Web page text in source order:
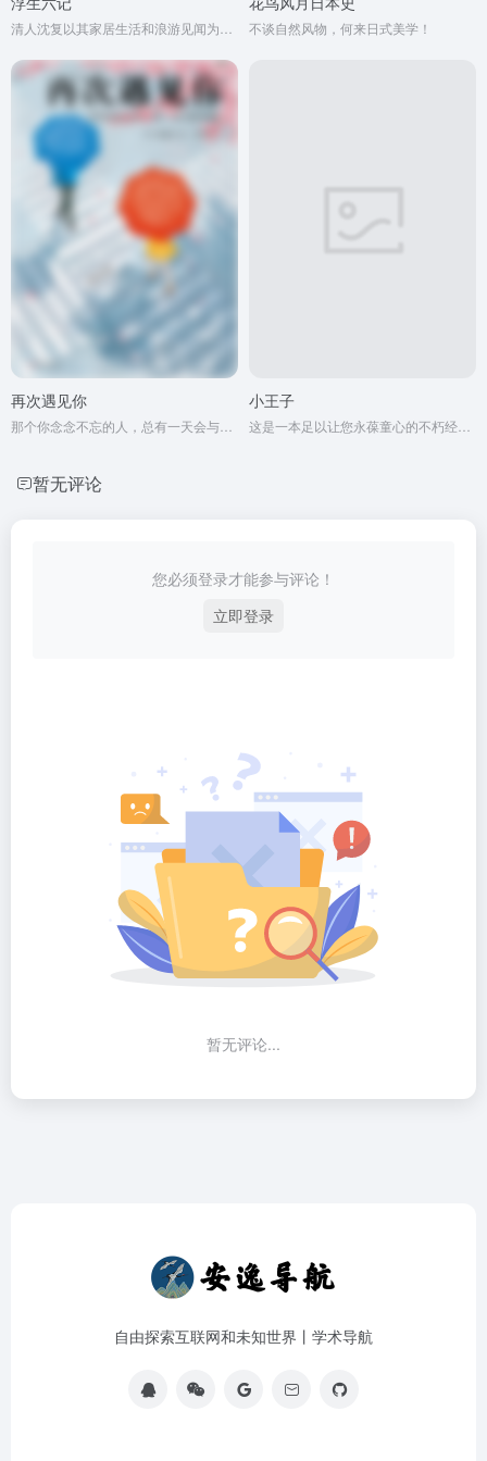
不谈自然风物，何来日式美学！
再次遇见你 小王子
暂无评论
您必须登录才能参与评论！
立即登录
暂无评论...
自由探索互联网和未知世界丨学术导航